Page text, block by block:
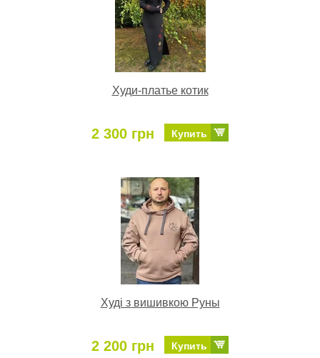
Худи-платье котик
2 300 грн Купить
Худі з вишивкою Руны
2 200 грн Купить